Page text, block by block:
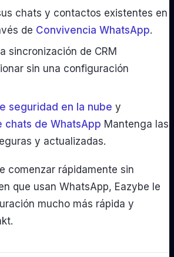
chats y contactos existentes en
de Convivencia WhatsApp.
sincronización de CRM
sin una configuración
seguridad en la nube y
chats de WhatsApp Mantenga las
y actualizadas.
comenzar rápidamente sin
que usan WhatsApp, Eazybe le
mucho más rápida y